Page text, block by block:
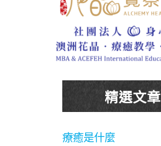
精選文章
療癒是什麼